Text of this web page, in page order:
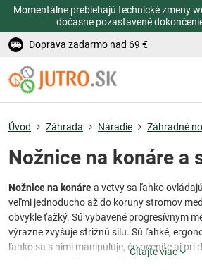
Momentálne prebiehajú technické zmeny
dočasne pozastavené
Doprava zadarmo nad 69 €
Úvod Záhrada Náradie Záhradné
Nožnice na konáre a
Nožnice na konárea vetvy sa ľahko
veľmi jednoducho až do koruny stromov
obvykle ťažký. Sú vybavené progresívnym
výrazne zvyšuje strižnú silu. Sú ľahké,
ľahko sa s nimi manipuluje, čo oceníte aj pri
Čítajte viac